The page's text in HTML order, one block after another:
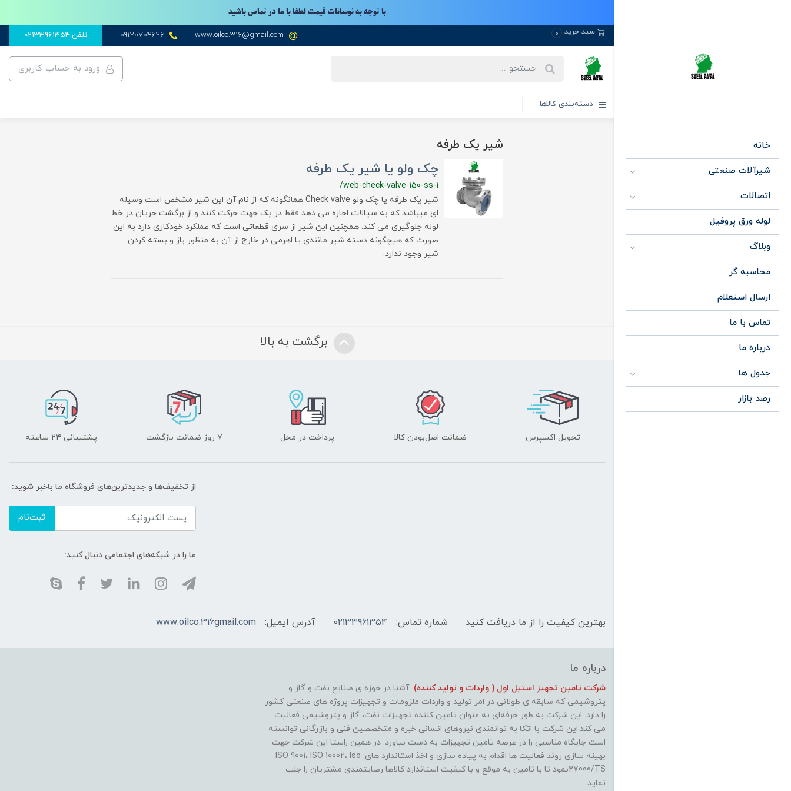
با توجه به نوسانات قیمت لطفا با ما در تماس باشید
سبد خرید 0
www.oilco.316@gmail.com
09120704626 تلفن:02133961354
خانه
شیرآلات صنعتی
اتصالات
لوله ورق پروفیل
وبلاگ
محاسبه گر
ارسال استعلام
تماس با ما
درباره ما
جدول ها
رصد بازار
ورود به حساب کاربری
دسته‌بندی کالاها
شیر یک طرفه
چک ولو یا شیر یک طرفه
/web-check-valve-150-ss-1
شیر یک طرفه یا چک ولو Check valve همانگونه که از نام آن این شیر مشخص است وسیله
ای میباشد که به سیالات اجازه می دهد فقط در یک جهت حرکت کنند و از برگشت جریان در خط
لوله جلوگیری می کند. همچنین این شیر از سری قطعاتی است که عملکرد خودکاری دارد به این
صورت که هیچگونه دسته شیر مانندی یا اهرمی در خارج از آن به منظور باز و بسته کردن
شیر وجود ندارد.
برگشت به بالا
تحویل اکسپرس ضمانت اصل‌بودن کالا پرداخت در محل ۷ روز ضمانت بازگشت پشتیبانی ۲۴ ساعته
از تخفیف‌ها و جدیدترین‌های فروشگاه ما باخبر شوید:
ثبت‌نام
ما را در شبکه‌های اجتماعی دنبال کنید:
بهترین کیفیت را از ما دریافت کنید شماره تماس: 02133961354 آدرس ایمیل: www.oilco.316gmail.com
درباره ما
شرکت تامین تجهیز استیل اول ( واردات و تولید کننده) آشنا در حوزه ی صنایع نفت و گاز و
پتروشیمی که سابقه ی طولانی در امر تولید و واردات ملزومات و تجهیزات پروژه های صنعتی کشور
را دارد. این شرکت به طور حرفه‌ای به عنوان تامین کننده تجهیزات نفت، گاز و پتروشیمی فعالیت
می کند.این شرکت با اتکا به توانمندی نیروهای انسانی خبره و متخصصین فنی و بازرگانی توانسته
است جایگاه مناسبی را در عرصه تامین تجهیزات به دست بیاورد. در همین راستا این شرکت جهت
بهینه سازی روند فعالیت ها اقدام به پیاده سازی و اخذ استاندارد های: ISO 9001، ISO 10002، Iso
27000/TSنمود تا با تامین به موقع و با کیفیت استاندارد کالاها رضایتمندی مشتریان را جلب
نماید.